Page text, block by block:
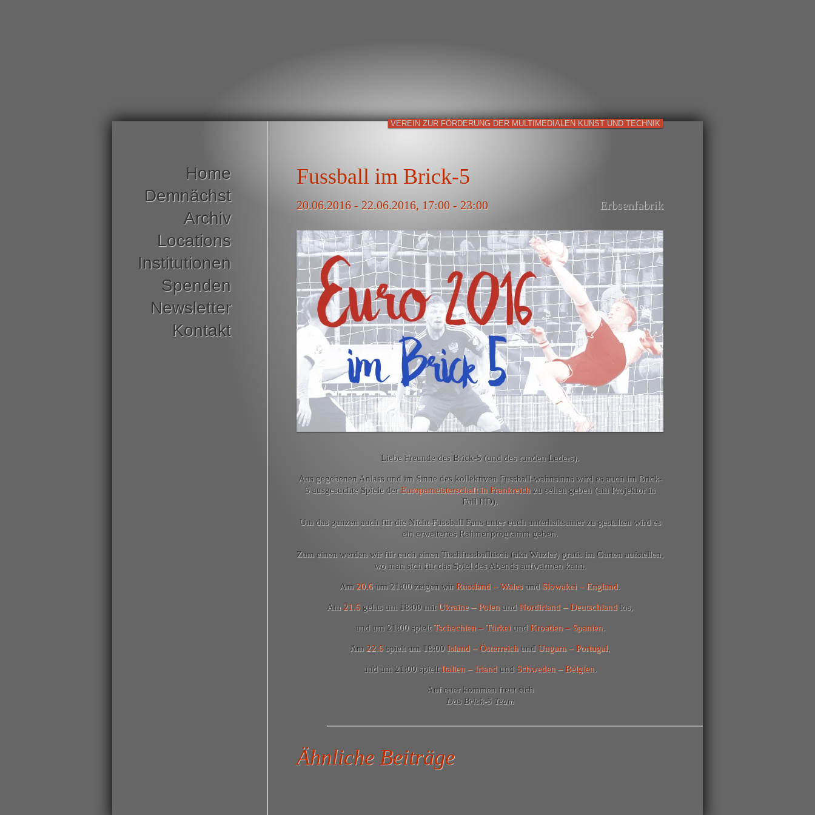
VEREIN ZUR FÖRDERUNG DER MULTIMEDIALEN KUNST UND TECHNIK
Fussball im Brick-5
Erbsenfabrik
20.06.2016 - 22.06.2016, 17:00 - 23:00
Liebe Freunde des Brick-5 (und des runden Leders).
Aus gegebenen Anlass und im Sinne des kollektiven Fussball-wahnsinns wird es auch im Brick-
5 ausgesuchte Spiele derEuropameisterschaft in Frankreichzu sehen geben (am Projektor in
Full HD).
Um das ganzen auch für die Nicht-Fussball Fans unter euch unterhaltsamer zu gestalten wird es
ein erweitertes Rahmenprogramm geben.
Zum einen werden wir für euch einen Tischfussballtisch (aka Wuzler) gratis im Garten aufstellen,
wo man sich für das Spiel des Abends aufwärmen kann.
Am 20.6 um 21:00 zeigen wirRussland – Walesund Slowakei – England.
Am 21.6 gehts um 18:00 mitUkraine – Polen und Nordirland – Deutschland los,
und um 21:00 spieltTschechien – Türkeiund Kroatien – Spanien.
Am 22.6 spielt um 18:00 Island – Österreich und Ungarn – Portugal,
und um 21:00 spieltItalien – Irland und Schweden – Belgien.
Auf euer kommen freut sich
Das Brick-5 Team
Ähnliche Beiträge
Home
Demnächst
Archiv
Locations
Institutionen
Spenden
Newsletter
Kontakt